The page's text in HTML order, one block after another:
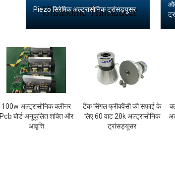
Piezo सिरेमिक अल्ट्रासोनिक ट्रांसड्यूसर
100w अल्ट्रासोनिक क्लीनर
Pcb बोर्ड अनुकूलित शक्ति और
आवृत्ति
टैंक सिंगल फ्रीक्वेंसी की सफाई के
लिए 60 वाट 28k अल्ट्रासोनिक
ट्रांसड्यूसर